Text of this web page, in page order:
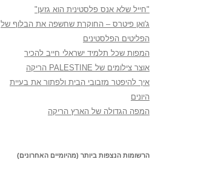
"חייל שלא אנס פלסטינית הוא גזען"
ג'ואן פיטרס – החוקרת שחשפה את הבלוף של
הפליטים הפלסטינים
המפות שכל תלמיד ישראלי חייב להכיר
אוצר צילומים של PALESTINE הריקה
איך להיפטר מזבובי הבית ולפתור את בעיית
היונים
המפה הגדולה של הארץ הריקה
הרשומות הנצפות ביותר (מהיומיים האחרונים)